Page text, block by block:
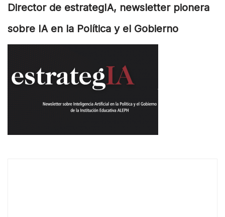
Director de estrategIA, newsletter pionera
sobre IA en la Política y el Gobierno